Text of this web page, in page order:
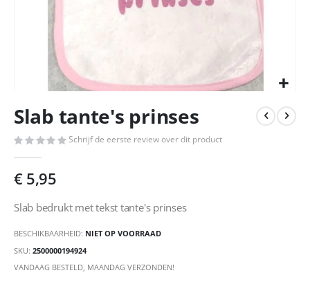
naar
het
begin
van
afbeeldingen-
Slab tante's prinses
Schrijf de eerste review over dit product
€ 5,95
Slab bedrukt met tekst tante's prinses
BESCHIKBAARHEID: NIET OP VOORRAAD
SKU 2500000194924
VANDAAG BESTELD, MAANDAG VERZONDEN!